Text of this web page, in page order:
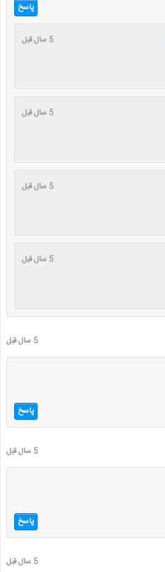
پاسخ
5 سال قبل
5 سال قبل
5 سال قبل
5 سال قبل
5 سال قبل
پاسخ
5 سال قبل
پاسخ
5 سال قبل